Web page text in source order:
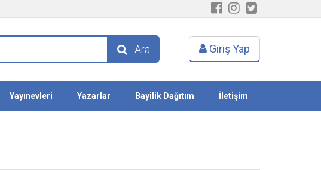
Ara Giriş Yap
Yayınevleri Yazarlar Bayilik Dağıtım İletişim